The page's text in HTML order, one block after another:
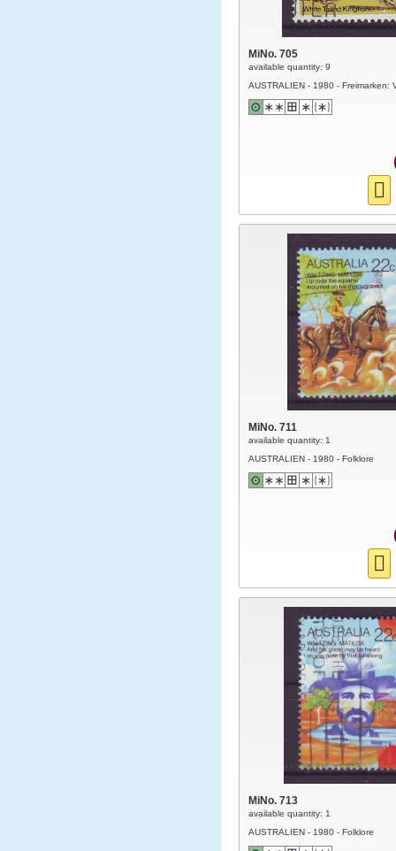
MiNo. 705
available quantity: 9
AUSTRALIEN - 1980 - Freimarken:
MiNo. 711
available quantity: 1
AUSTRALIEN - 1980 - Folklore
MiNo. 713
available quantity: 1
AUSTRALIEN - 1980 - Folklore